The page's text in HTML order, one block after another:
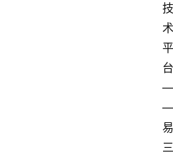
技
术
平
台
—
—
易
三